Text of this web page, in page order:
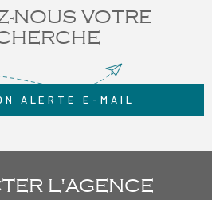
NOUS VOTRE
ALERTE E-MAIL
L'AGENCE